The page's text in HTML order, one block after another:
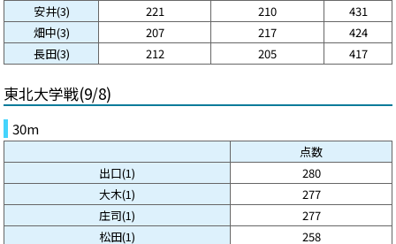
安井(3)
221 210
431
畑中(3)
207 217
424
長田(3)
212 205 417
東北大学戦(9/8)
30m
点数
出口(1)
280
大木(1)
277
庄司(1)
277
松田(1)
258